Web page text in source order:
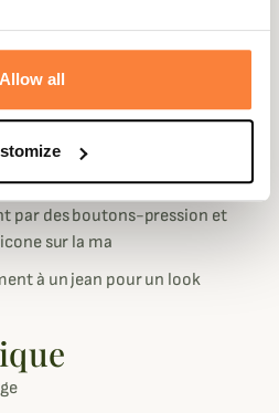
Allow all
coupe confortable. Elle sera
garder vos essentiels à
poche intérieure avec
par des boutons-pression et
sur la ma
à un jean pour un look